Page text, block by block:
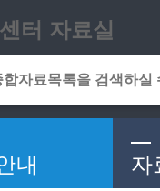
터 자료실
내 자